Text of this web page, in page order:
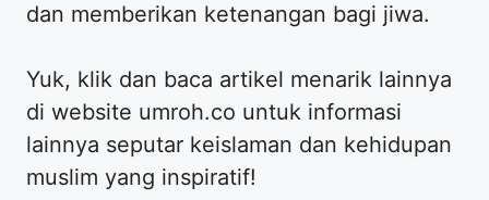
dan memberikan ketenangan bagi jiwa.
​Yuk, klik dan baca artikel menarik lainnya
di website umroh.co untuk informasi
lainnya seputar keislaman dan kehidupan
muslim yang inspiratif!